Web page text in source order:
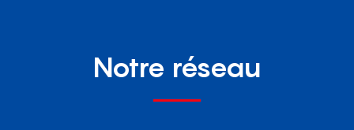
Notre réseau